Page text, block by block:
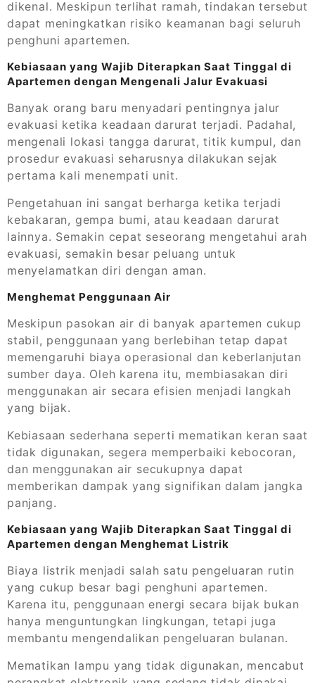
dikenal. Meskipun terlihat ramah, tindakan tersebut
dapat meningkatkan risiko keamanan bagi seluruh
penghuni apartemen.
Kebiasaan yang Wajib Diterapkan Saat Tinggal di
Apartemen dengan Mengenali Jalur Evakuasi
Banyak orang baru menyadari pentingnya jalur
evakuasi ketika keadaan darurat terjadi. Padahal,
mengenali lokasi tangga darurat, titik kumpul, dan
prosedur evakuasi seharusnya dilakukan sejak
pertama kali menempati unit.
Pengetahuan ini sangat berharga ketika terjadi
kebakaran, gempa bumi, atau keadaan darurat
lainnya. Semakin cepat seseorang mengetahui arah
evakuasi, semakin besar peluang untuk
menyelamatkan diri dengan aman.
Menghemat Penggunaan Air
Meskipun pasokan air di banyak apartemen cukup
stabil, penggunaan yang berlebihan tetap dapat
memengaruhi biaya operasional dan keberlanjutan
sumber daya. Oleh karena itu, membiasakan diri
menggunakan air secara efisien menjadi langkah
yang bijak.
Kebiasaan sederhana seperti mematikan keran saat
tidak digunakan, segera memperbaiki kebocoran,
dan menggunakan air secukupnya dapat
memberikan dampak yang signifikan dalam jangka
panjang.
Kebiasaan yang Wajib Diterapkan Saat Tinggal di
Apartemen dengan Menghemat Listrik
Biaya listrik menjadi salah satu pengeluaran rutin
yang cukup besar bagi penghuni apartemen.
Karena itu, penggunaan energi secara bijak bukan
hanya menguntungkan lingkungan, tetapi juga
membantu mengendalikan pengeluaran bulanan.
Mematikan lampu yang tidak digunakan, mencabut